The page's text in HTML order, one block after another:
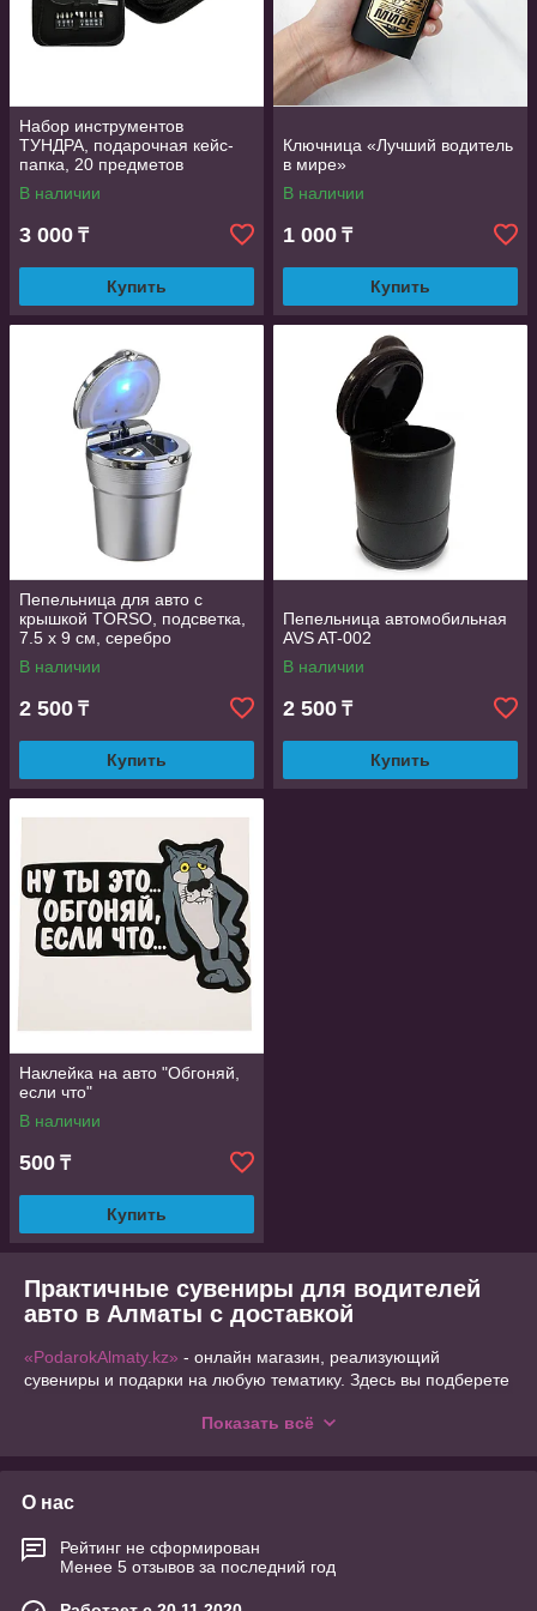
Тогда звоните нам – после обсуждения подробностей и
внесения предоплаты мы тщательно упакуем вашу покупку и
отправим по назначению выбранным способом доставки.
Набор инструментов
ТУНДРА, подарочная кейс-
папка, 20 предметов
В наличии
3 000 ₸
Купить
Ключница «Лучший водитель
в мире»
В наличии
1 000 ₸
Купить
Пепельница для авто с
крышкой TORSO, подсветка,
7.5 х 9 см, серебро
В наличии
2 500 ₸
Купить
Пепельница автомобильная
AVS AT-002
В наличии
2 500 ₸
Купить
Наклейка на авто "Обгоняй,
если что"
В наличии
500 ₸
Купить
Практичные сувениры для водителей
авто в Алматы с доставкой
«PodarokAlmaty.kz» - онлайн магазин, реализующий
сувениры и подарки на любую тематику. Здесь вы подберете
красивые, стильные изделия с практическим применением. В
для постоянных клиентов предоставляем скидки. У нас
Перечень товаров, доступных к
приобретению
Показать всё
О нас
Рейтинг не сформирован
Менее 5 отзывов за последний год